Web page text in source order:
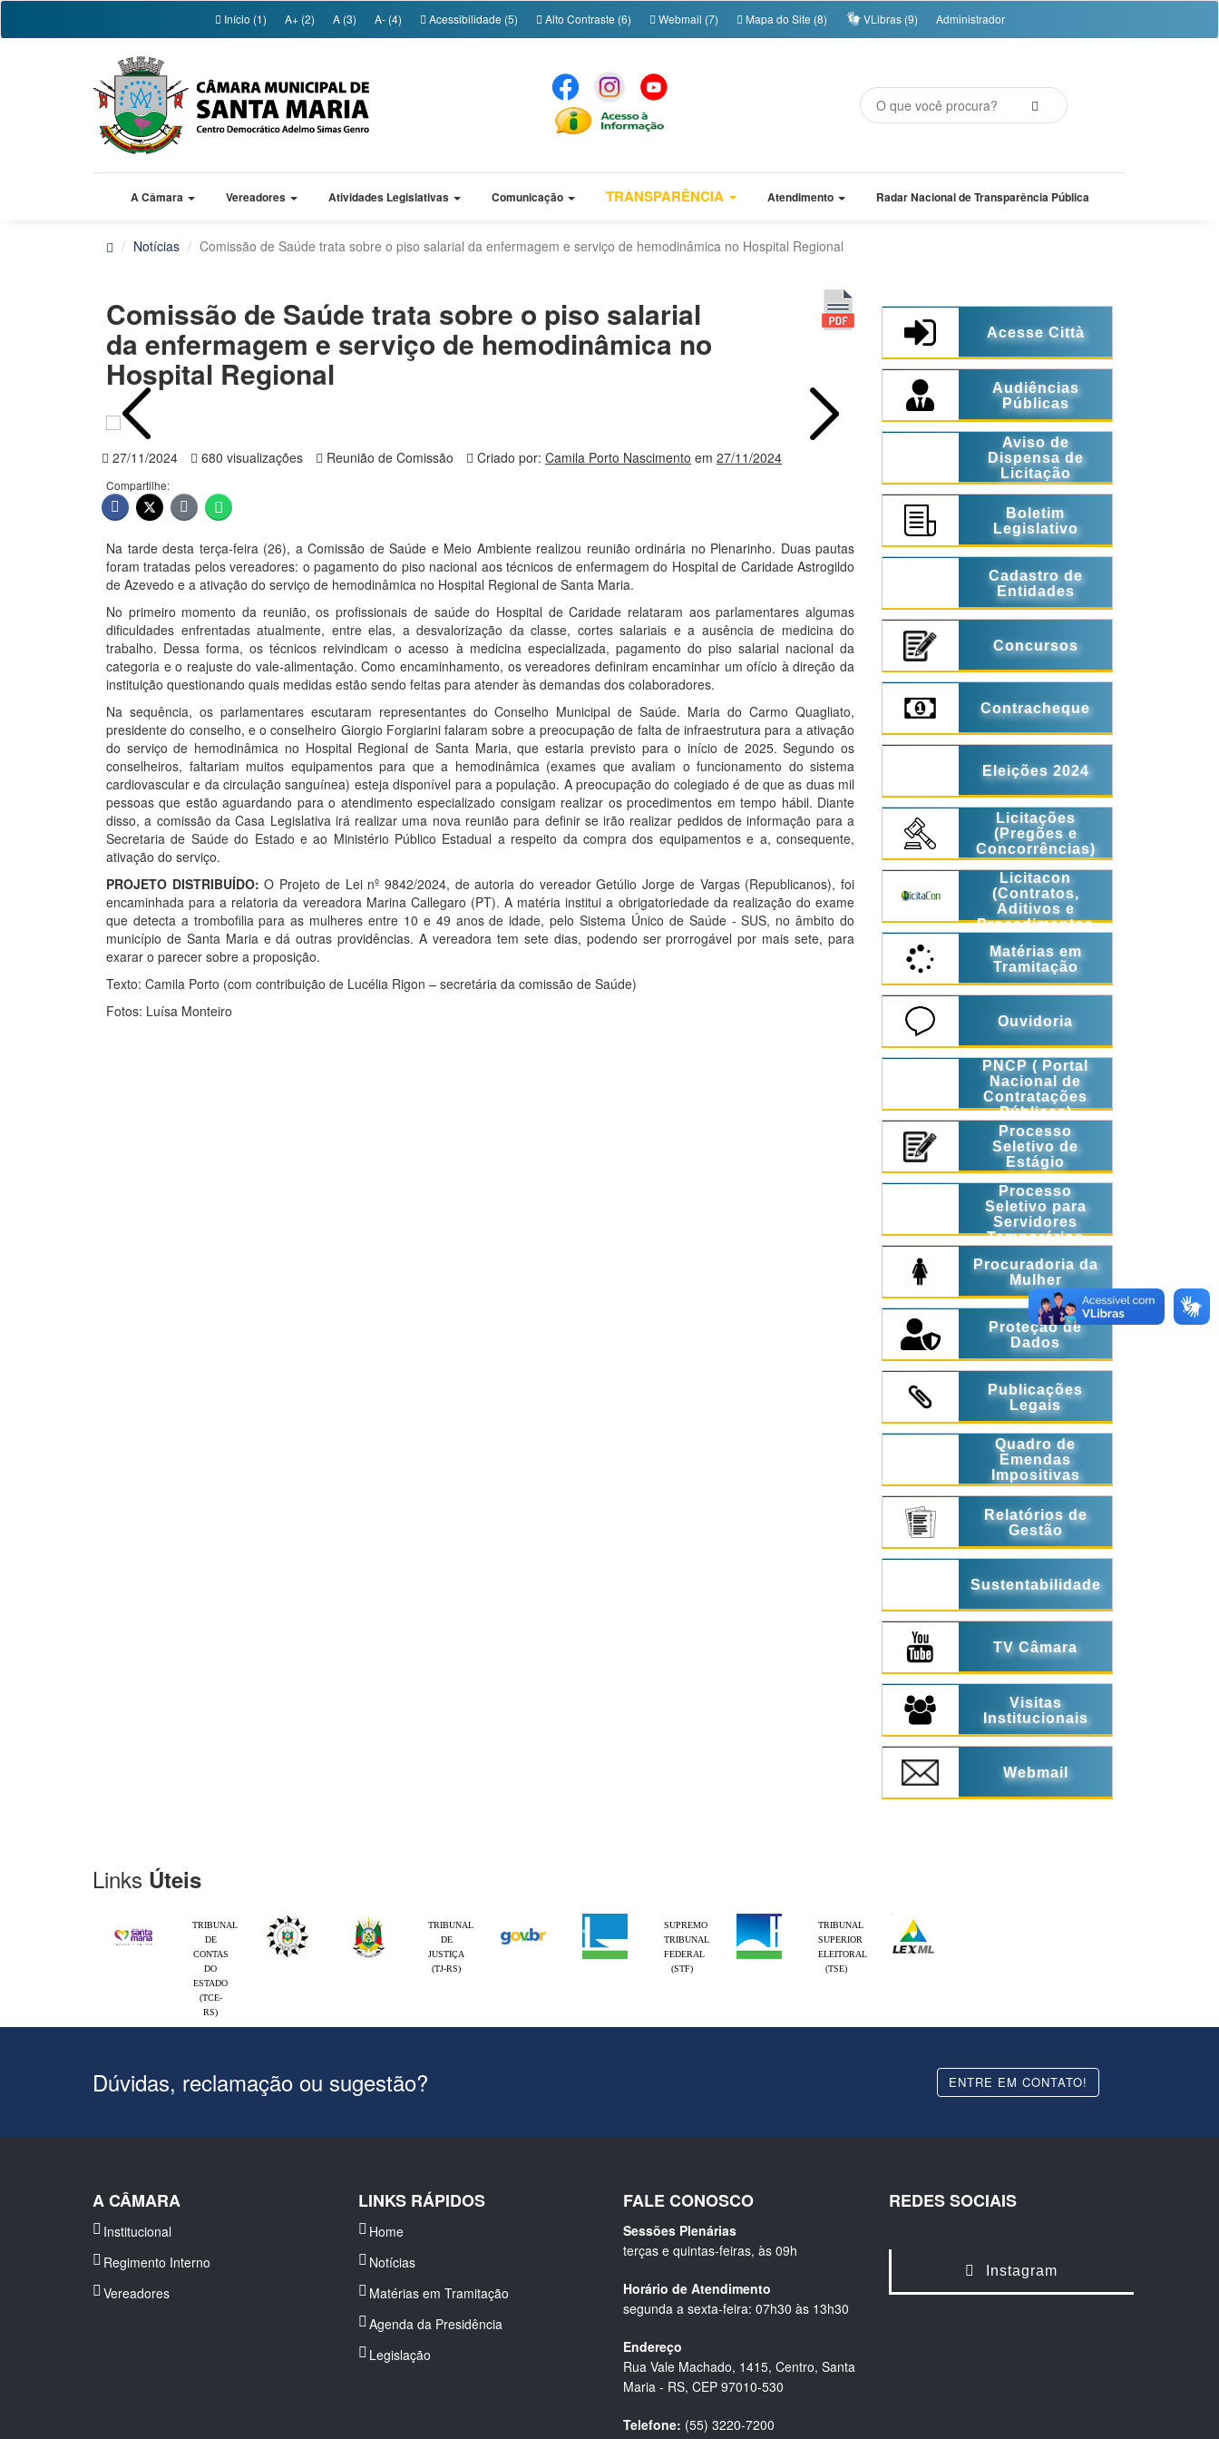
Início (1) A+ (2) A (3) A- (4) Acessibilidade (5) Alto Contraste (6) Webmail (7) Mapa do Site (8) VLibras (9) Administrador
A Câmara Vereadores Atividades Legislativas Comunicação TRANSPARÊNCIA Atendimento Radar Nacional de Transparência Pública
Notícias Comissão de Saúde trata sobre o piso salarial da enfermagem e serviço de hemodinâmica no Hospital Regional
Comissão de Saúde trata sobre o piso salarial
da enfermagem e serviço de hemodinâmica no
Hospital Regional
27/11/2024 680 visualizações Reunião de Comissão Criado por: Camila Porto Nascimento em 27/11/2024
Compartilhe:
Na tarde desta terça-feira (26), a Comissão de Saúde e Meio Ambiente realizou reunião ordinária no Plenarinho. Duas pautas
foram tratadas pelos vereadores: o pagamento do piso nacional aos técnicos de enfermagem do Hospital de Caridade Astrogildo
de Azevedo e a ativação do serviço de hemodinâmica no Hospital Regional de Santa Maria.
No primeiro momento da reunião, os profissionais de saúde do Hospital de Caridade relataram aos parlamentares algumas
dificuldades enfrentadas atualmente, entre elas, a desvalorização da classe, cortes salariais e a ausência de medicina do
trabalho. Dessa forma, os técnicos reivindicam o acesso à medicina especializada, pagamento do piso salarial nacional da
categoria e o reajuste do vale-alimentação. Como encaminhamento, os vereadores definiram encaminhar um ofício à direção da
instituição questionando quais medidas estão sendo feitas para atender às demandas dos colaboradores.
Na sequência, os parlamentares escutaram representantes do Conselho Municipal de Saúde. Maria do Carmo Quagliato,
presidente do conselho, e o conselheiro Giorgio Forgiarini falaram sobre a preocupação de falta de infraestrutura para a ativação
do serviço de hemodinâmica no Hospital Regional de Santa Maria, que estaria previsto para o início de 2025. Segundo os
conselheiros, faltariam muitos equipamentos para que a hemodinâmica (exames que avaliam o funcionamento do sistema
cardiovascular e da circulação sanguínea) esteja disponível para a população. A preocupação do colegiado é de que as duas mil
pessoas que estão aguardando para o atendimento especializado consigam realizar os procedimentos em tempo hábil. Diante
disso, a comissão da Casa Legislativa irá realizar uma nova reunião para definir se irão realizar pedidos de informação para a
Secretaria de Saúde do Estado e ao Ministério Público Estadual a respeito da compra dos equipamentos e a, consequente,
ativação do serviço.
PROJETO DISTRIBUÍDO: O Projeto de Lei nº 9842/2024, de autoria do vereador Getúlio Jorge de Vargas (Republicanos), foi
encaminhada para a relatoria da vereadora Marina Callegaro (PT). A matéria institui a obrigatoriedade da realização do exame
que detecta a trombofilia para as mulheres entre 10 e 49 anos de idade, pelo Sistema Único de Saúde - SUS, no âmbito do
município de Santa Maria e dá outras providências. A vereadora tem sete dias, podendo ser prorrogável por mais sete, para
exarar o parecer sobre a proposição.
Texto: Camila Porto (com contribuição de Lucélia Rigon – secretária da comissão de Saúde)
Fotos: Luísa Monteiro
Acesse Città
Audiências
Públicas
Aviso de
Dispensa de
Licitação
Boletim
Legislativo
Cadastro de
Entidades
Concursos
Contracheque
Eleições 2024
Licitações
(Pregões e
Concorrências)
Licitacon
(Contratos,
Aditivos e
Procedimentos
Matérias em
Tramitação
Ouvidoria
PNCP ( Portal
Nacional de
Contratações
Públicas)
Processo
Seletivo de
Estágio
Processo
Seletivo para
Servidores
Temporários
Procuradoria da
Mulher
Proteção de
Dados
Publicações
Legais
Quadro de
Emendas
Impositivas
Relatórios de
Gestão
Sustentabilidade
TV Câmara
Visitas
Institucionais
Webmail
Links Úteis
TRIBUNAL
DE
CONTAS
DO
ESTADO
(TCE-
RS)
TRIBUNAL
DE
JUSTIÇA
(TJ-RS)
SUPREMO
TRIBUNAL
FEDERAL
(STF)
TRIBUNAL
SUPERIOR
ELEITORAL
(TSE)
Dúvidas, reclamação ou sugestão? ENTRE EM CONTATO!
A CÂMARA
Institucional
Regimento Interno
Vereadores
LINKS RÁPIDOS
Home
Notícias
Matérias em Tramitação
Agenda da Presidência
Legislação
FALE CONOSCO
Sessões Plenárias
terças e quintas-feiras, às 09h
Horário de Atendimento
segunda a sexta-feira: 07h30 às 13h30
Endereço
Rua Vale Machado, 1415, Centro, Santa
Maria - RS, CEP 97010-530
Telefone: (55) 3220-7200
REDES SOCIAIS
Instagram